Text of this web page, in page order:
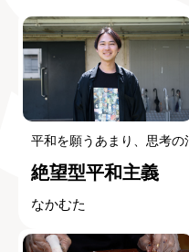
平和を願うあまり、思考の
絶望型平和主義
なかむた